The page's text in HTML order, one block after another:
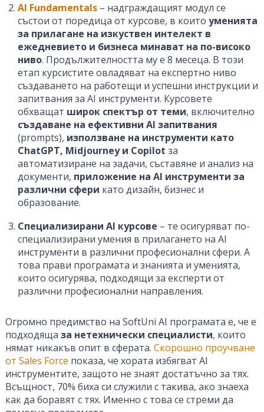
AI Fundamentals – надграждащият модул се
състои от поредица от курсове, в коитоуменията
за прилагане на изкуствен интелект в
ежедневието и бизнеса минават на по-високо
ниво. Продължителността му е 8 месеца. В този
етап курсистите овладяват на експертно ниво
създаването на работещи и успешни инструкции и
запитвания за AI инструменти. Курсовете
обхващат широк спектър от теми, включително
създаване на ефективни AI запитвания
(prompts), използване на инструменти като
ChatGPT, Midjourney и Copilot за
автоматизиране на задачи, съставяне и анализ на
документи, приложение на AI инструменти за
различни сфери като дизайн, бизнес и
образование.
Специализирани AI курсове – те осигуряват по-
специализирани умения в прилагането на AI
инструменти в различни професионални сфери. А
това прави програмата и знанията и уменията,
които осигурява, подходящи за експерти от
различни професионални направления.
Огромно предимство на SoftUni AI програмата е, че е
подходяща за нетехнически специалисти, които
нямат никакъв опит в сферата. Скорошно проучване
от Sales Force показа, че хората избягват AI
инструментите, защото не знаят достатъчно за тях.
Всъщност, 70% биха си служили с такива, ако знаеха
как да боравят с тях. Именно с това се стреми да